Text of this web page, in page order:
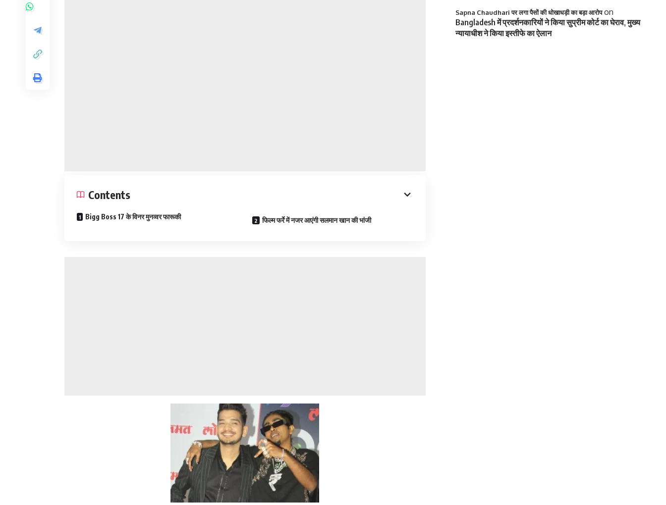
Contents
Bigg Boss 17 के विनर मुनव्वर फारूकी फिल्म फर्रे में नजर आएंगी सलमान खान की भांजी
Sapna Chaudhari पर लगा पैसों की धोखाधड़ी का बड़ा आरोपon
Bangladesh में प्रदर्शनकारियों ने किया सुप्रीम कोर्ट का घेराव, मुख्य
न्यायाधीश ने किया इस्तीफे का ऐलान